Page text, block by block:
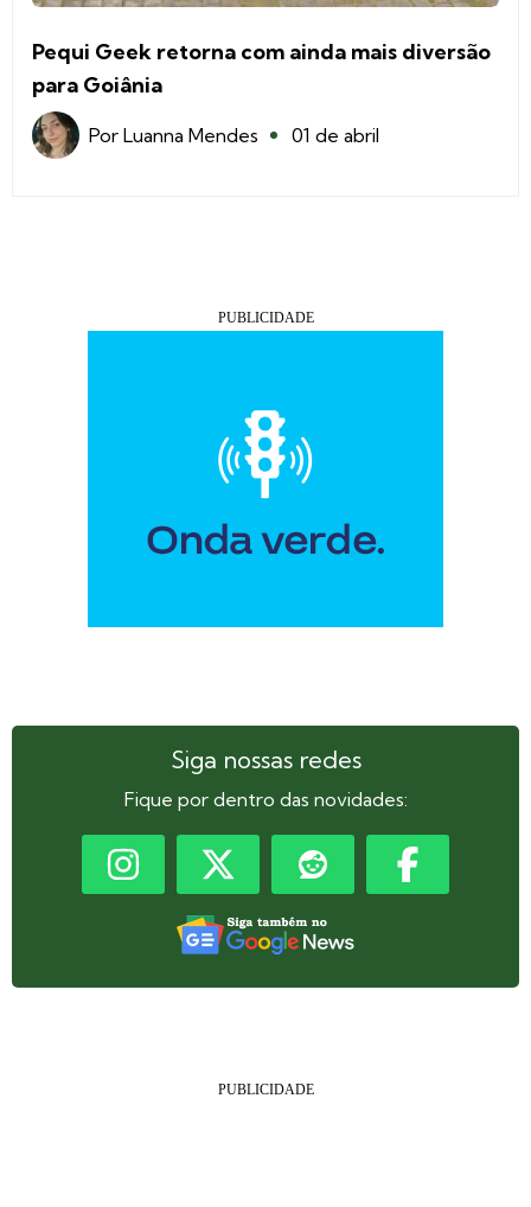
Pequi Geek retorna com ainda mais diversão
para Goiânia
Por Luanna Mendes 01 de abril
Siga nossas redes
Fique por dentro das novidades: